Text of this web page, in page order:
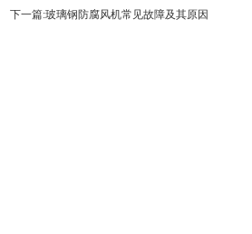
下一篇:玻璃钢防腐风机常见故障及其原因